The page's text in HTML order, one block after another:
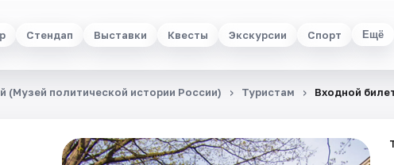
Стендап Выставки Квесты Экскурсии Спорт Ещё
политической истории России) Туристам Входной